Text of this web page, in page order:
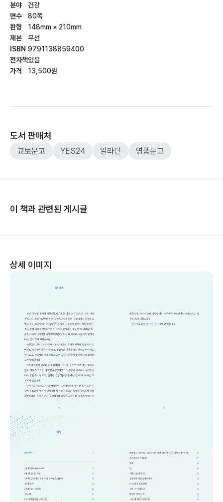
분야
면수
판형
제본
ISBN
전자책
가격
건강
80쪽
148mm × 210mm
무선
9791138859400
있음
13,500원
도서 판매처
교보문고 YES24 알라딘 영풍문고
이 책과 관련된 게시글
상세 이미지